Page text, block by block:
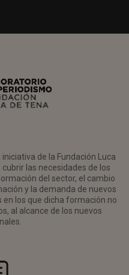
de la Fundación Luca
las necesidades de los
del sector, el cambio
y la demanda de nuevos
los que dicha formación no
al alcance de los nuevos